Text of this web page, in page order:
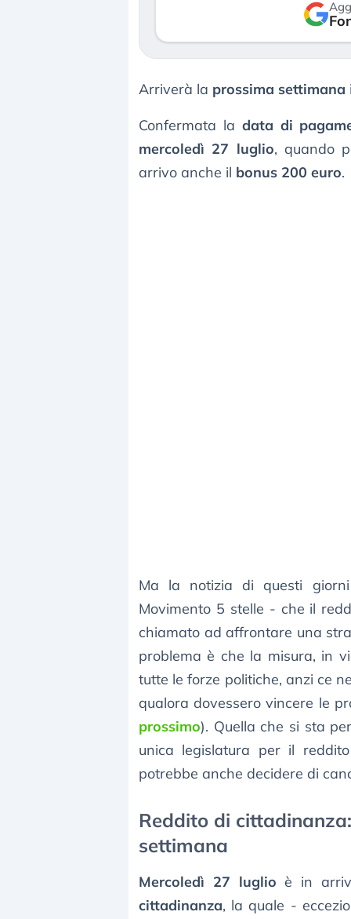
Arriverà la prossima settimana
Confermata la data di
mercoledì 27 luglio, quando
arrivo anche il bonus 200 euro.
Ma la notizia di questi
Movimento 5 stelle - che il
chiamato ad affrontare una
problema è che la misura, in
tutte le forze politiche, anzi ce
qualora dovessero vincere le
prossimo). Quella che si sta
unica legislatura per il
potrebbe anche decidere di
Reddito di
settimana
Mercoledì 27 luglio è in
cittadinanza, la quale -